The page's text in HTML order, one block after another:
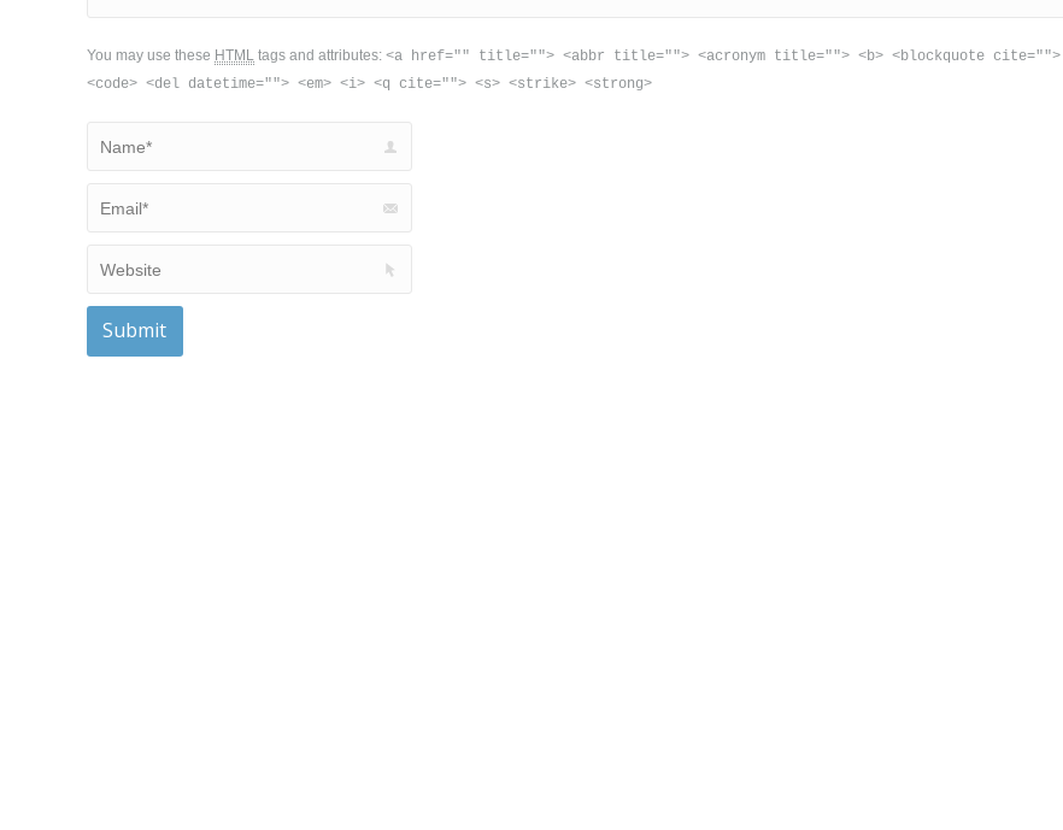
You may use these HTML tags and attributes: <a href="" title=""> <abbr title=""> <acronym title=""> <b> <blockquote
<code> <del datetime=""> <em> <i> <q cite=""> <s> <strike> <strong>
Submit